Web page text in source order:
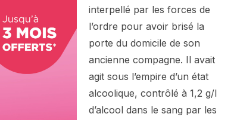
interpellé par les forces de
l’ordre pour avoir brisé la
porte du domicile de son
ancienne compagne. Il avait
agit sous l’empire d’un état
alcoolique, contrôlé à 1,2 g/l
d’alcool dans le sang par les